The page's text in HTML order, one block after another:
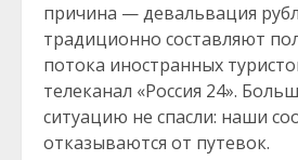
причина — девальвация
традиционно составляют
потока иностранных
телеканал «Россия 24».
ситуацию не спасли: наши
отказываются от путевок.